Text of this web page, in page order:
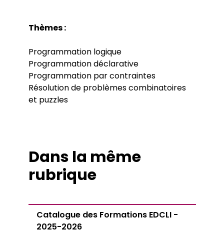
Thèmes :
Programmation logique
Programmation déclarative
Programmation par contraintes
Résolution de problèmes combinatoires
et puzzles
Dans la même
rubrique
Catalogue des Formations EDCLI -
2025-2026